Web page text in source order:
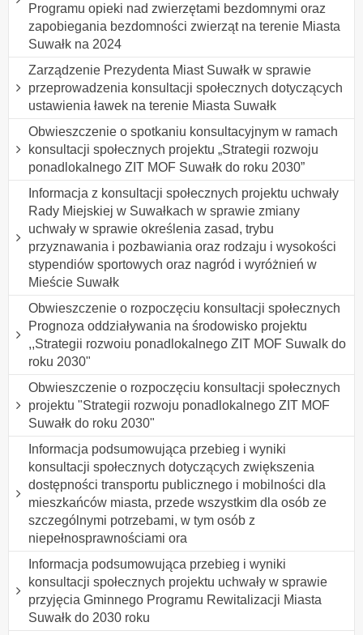
Programu opieki nad zwierzętami bezdomnymi oraz
zapobiegania bezdomności zwierząt na terenie Miasta
Suwałk na 2024
Zarządzenie Prezydenta Miast Suwałk w sprawie
przeprowadzenia konsultacji społecznych dotyczących
ustawienia ławek na terenie Miasta Suwałk
Obwieszczenie o spotkaniu konsultacyjnym w ramach
konsultacji społecznych projektu „Strategii rozwoju
ponadlokalnego ZIT MOF Suwałk do roku 2030”
Informacja z konsultacji społecznych projektu uchwały
Rady Miejskiej w Suwałkach w sprawie zmiany
uchwały w sprawie określenia zasad, trybu
przyznawania i pozbawiania oraz rodzaju i wysokości
stypendiów sportowych oraz nagród i wyróżnień w
Mieście Suwałk
Obwieszczenie o rozpoczęciu konsultacji społecznych
Prognoza oddziaływania na środowisko projektu
,,Strategii rozwoiu ponadlokalnego ZIT MOF Suwalk do
roku 2030"
Obwieszczenie o rozpoczęciu konsultacji społecznych
projektu "Strategii rozwoju ponadlokalnego ZIT MOF
Suwałk do roku 2030"
Informacja podsumowująca przebieg i wyniki
konsultacji społecznych dotyczących zwiększenia
dostępności transportu publicznego i mobilności dla
mieszkańców miasta, przede wszystkim dla osób ze
szczególnymi potrzebami, w tym osób z
niepełnosprawnościami ora
Informacja podsumowująca przebieg i wyniki
konsultacji społecznych projektu uchwały w sprawie
przyjęcia Gminnego Programu Rewitalizacji Miasta
Suwałk do 2030 roku